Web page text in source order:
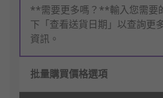
**需要更多嗎？**輸入您需要
下「查看送貨日期」以查詢更
資訊。
批量購買價格選項